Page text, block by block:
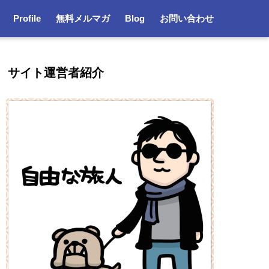
Profile 無料メルマガ Blog お問い合わせ
サイト運営者紹介